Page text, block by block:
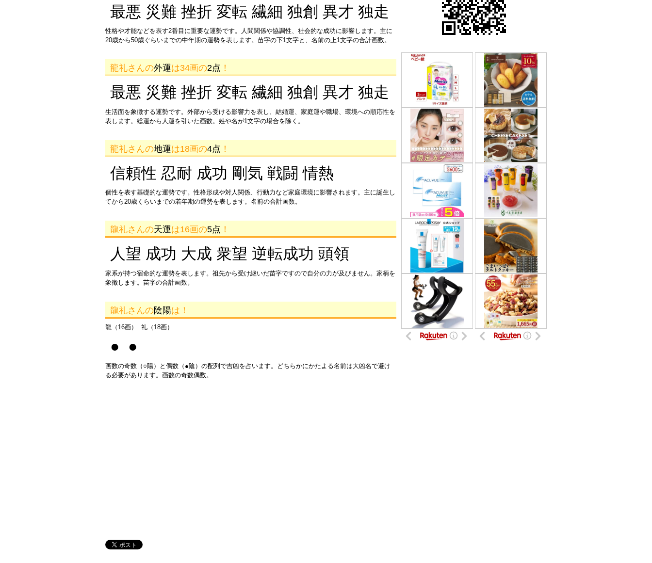
最悪 災難 挫折 変転 繊細 独創 異才 独走
性格や才能などを表す2番目に重要な運勢です。人間関係や協調性、社会的な成功に影響します。主に
20歳から50歳ぐらいまでの中年期の運勢を表します。苗字の下1文字と、名前の上1文字の合計画数。
龍礼さんの外運は34画の2点 ！
最悪 災難 挫折 変転 繊細 独創 異才 独走
生活面を象徴する運勢です。外部から受ける影響力を表し、結婚運、家庭運や職場、環境への順応性を
表します。総運から人運を引いた画数。姓や名が1文字の場合を除く。
龍礼さんの地運は18画の4点 ！
信頼性 忍耐 成功 剛気 戦闘 情熱
個性を表す基礎的な運勢です。性格形成や対人関係、行動力など家庭環境に影響されます。主に誕生し
てから20歳くらいまでの若年期の運勢を表します。名前の合計画数。
龍礼さんの天運は16画の5点 ！
人望 成功 大成 衆望 逆転成功 頭領
家系が持つ宿命的な運勢を表します。祖先から受け継いだ苗字ですので自分の力が及びません。家柄を
象徴します。苗字の合計画数。
龍礼さんの陰陽は！
龍（16画） 礼（18画）
● ●
画数の奇数（○陽）と偶数（●陰）の配列で吉凶を占います。どちらかにかたよる名前は大凶名で避け
る必要があります。画数の奇数偶数。